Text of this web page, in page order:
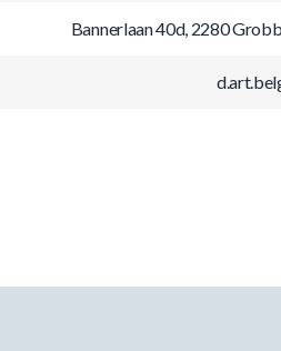
Bannerlaan 40d, 2280